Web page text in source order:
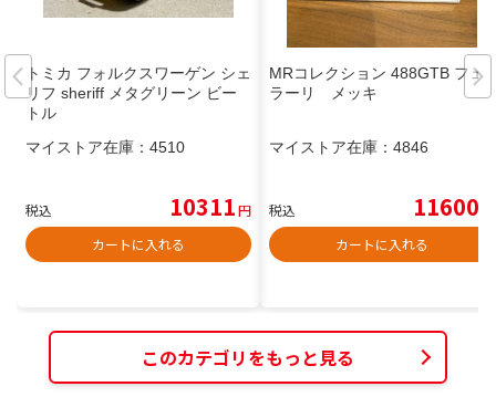
トミカ フォルクスワーゲン シェ
リフ sheriff メタグリーン ビー
トル
マイストア在庫： 4510
税込 10311円
カートに入れる
MRコレクション 488GTB フェ
ラーリ メッキ
マイストア在庫： 4846
税込 11600
カートに入れる
このカテゴリをもっと見る